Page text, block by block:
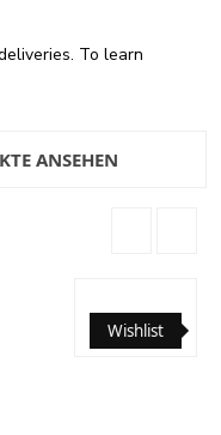
To learn
ANSEHEN
Wishlist